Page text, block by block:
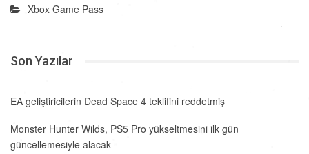
Xbox Game Pass
Son Yazılar
EA geliştiricilerin Dead Space 4 teklifini reddetmiş
Monster Hunter Wilds, PS5 Pro yükseltmesini ilk gün
güncellemesiyle alacak